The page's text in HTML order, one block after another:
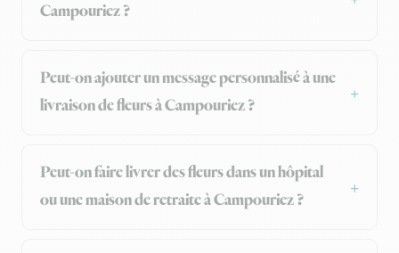
Campouriez ?
Peut-on ajouter un message personnalisé à une
livraison de fleurs à Campouriez ?
Peut-on faire livrer des fleurs dans un hôpital
ou une maison de retraite à Campouriez ?